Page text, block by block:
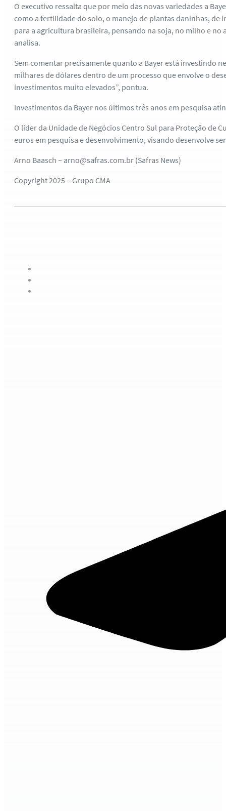
O executivo ressalta que por meio das novas variedades a
como a fertilidade do solo, o manejo de plantas daninhas, de
para a agricultura brasileira, pensando na soja, no milho e
analisa.
Sem comentar precisamente quanto a Bayer está investindo
milhares de dólares dentro de um processo que envolve o
investimentos muito elevados”, pontua.
Investimentos da Bayer nos últimos três anos em pesquisa
O líder da Unidade de Negócios Centro Sul para Proteção de
euros em pesquisa e desenvolvimento, visando desenvolve
Arno Baasch – arno@safras.com.br (Safras News)
Copyright 2025 – Grupo CMA